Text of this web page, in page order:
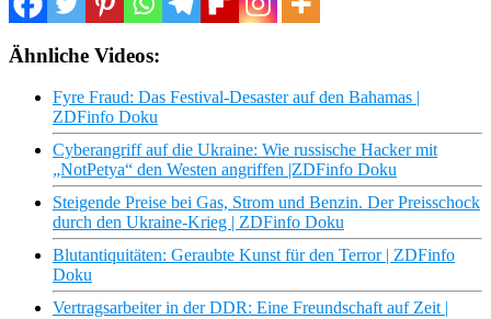
Ähnliche Videos:
Fyre Fraud: Das Festival-Desaster auf den Bahamas |
ZDFinfo Doku
Cyberangriff auf die Ukraine: Wie russische Hacker mit
„NotPetya“ den Westen angriffen |ZDFinfo Doku
Steigende Preise bei Gas, Strom und Benzin. Der Preisschock
durch den Ukraine-Krieg | ZDFinfo Doku
Blutantiquitäten: Geraubte Kunst für den Terror | ZDFinfo
Doku
Vertragsarbeiter in der DDR: Eine Freundschaft auf Zeit |